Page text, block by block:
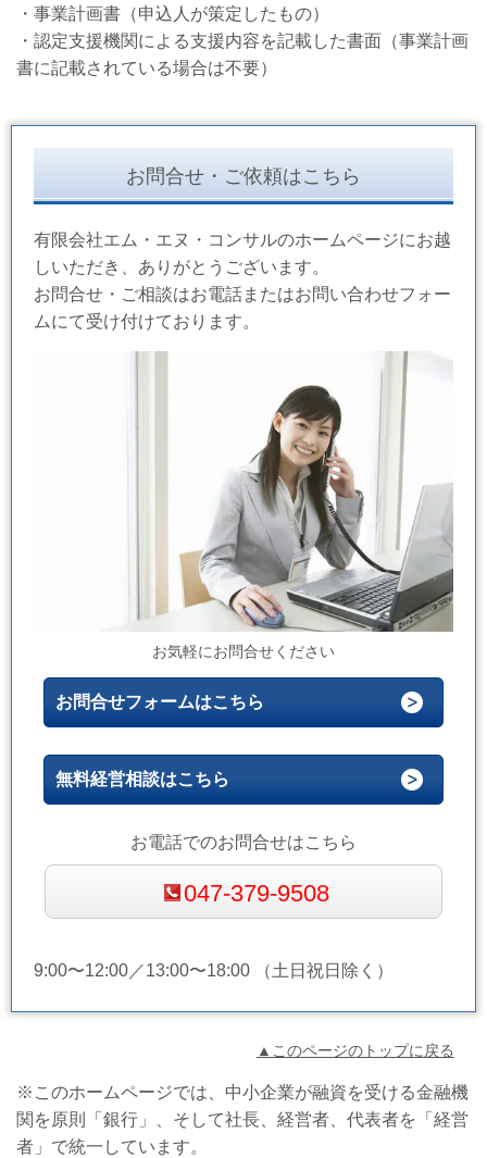
・事業計画書（申込人が策定したもの）
・認定支援機関による支援内容を記載した書面（事業計画
書に記載されている場合は不要）
お問合せ・ご依頼はこちら
有限会社エム・エヌ・コンサルのホームページにお越
しいただき、ありがとうございます。
お問合せ・ご相談はお電話またはお問い合わせフォー
ムにて受け付けております。
お気軽にお問合せください
お問合せフォームはこちら
無料経営相談はこちら
お電話でのお問合せはこちら
047-379-9508
9:00〜12:00／13:00〜18:00 （土日祝日除く）
▲このページのトップに戻る
※このホームページでは、中小企業が融資を受ける金融機
関を原則「銀行」、そして社長、経営者、代表者を「経営
者」で統一しています。